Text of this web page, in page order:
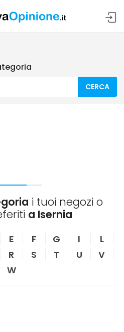
CERCA
i tuoi negozi o
a Isernia
E F G I
L
R S T U
V
W